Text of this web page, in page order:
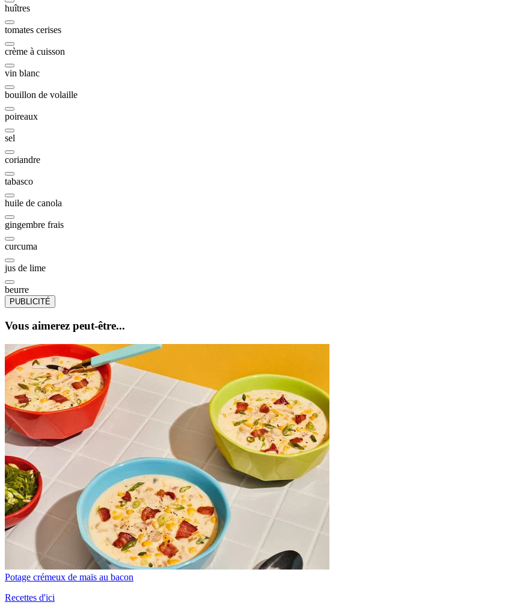
huîtres
tomates cerises
crème à cuisson
vin blanc
bouillon de volaille
poireaux
sel
coriandre
tabasco
huile de canola
gingembre frais
curcuma
jus de lime
beurre
PUBLICITÉ
Vous aimerez peut-être...
Potage crémeux de maïs au bacon
Recettes d'ici